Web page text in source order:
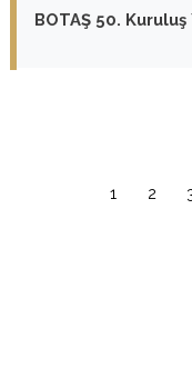
BOTAŞ 50. Kuruluş
1 2